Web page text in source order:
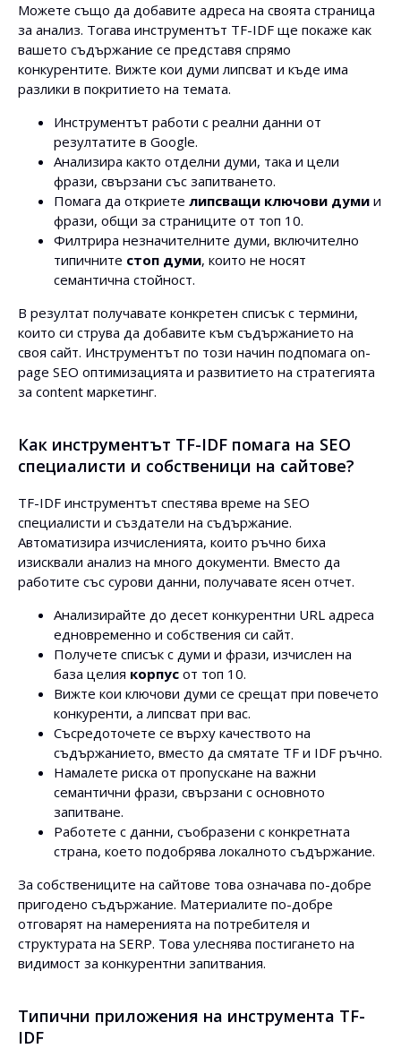
Можете също да добавите адреса на своята страница
за анализ. Тогава инструментът TF-IDF ще покаже как
вашето съдържание се представя спрямо
конкурентите. Вижте кои думи липсват и къде има
разлики в покритието на темата.
Инструментът работи с реални данни от
резултатите в Google.
Анализира както отделни думи, така и цели
фрази, свързани със запитването.
Помага да откриете липсващи ключови думи и
фрази, общи за страниците от топ 10.
Филтрира незначителните думи, включително
типичните стоп думи, които не носят
семантична стойност.
В резултат получавате конкретен списък с термини,
които си струва да добавите към съдържанието на
своя сайт. Инструментът по този начин подпомага on-
page SEO оптимизацията и развитието на стратегията
за content маркетинг.
Как инструментът TF-IDF помага на SEO
специалисти и собственици на сайтове?
TF-IDF инструментът спестява време на SEO
специалисти и създатели на съдържание.
Автоматизира изчисленията, които ръчно биха
изисквали анализ на много документи. Вместо да
работите със сурови данни, получавате ясен отчет.
Анализирайте до десет конкурентни URL адреса
едновременно и собствения си сайт.
Получете списък с думи и фрази, изчислен на
база целия корпус от топ 10.
Вижте кои ключови думи се срещат при повечето
конкуренти, а липсват при вас.
Съсредоточете се върху качеството на
съдържанието, вместо да смятате TF и IDF ръчно.
Намалете риска от пропускане на важни
семантични фрази, свързани с основното
запитване.
Работете с данни, съобразени с конкретната
страна, което подобрява локалното съдържание.
За собствениците на сайтове това означава по-добре
пригодено съдържание. Материалите по-добре
отговарят на намеренията на потребителя и
структурата на SERP. Това улеснява постигането на
видимост за конкурентни запитвания.
Типични приложения на инструмента TF-
IDF